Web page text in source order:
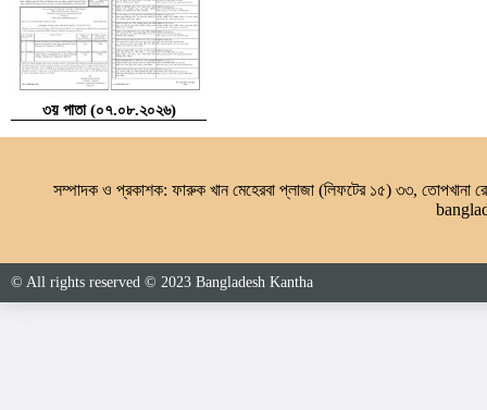
৩য় পাতা (০৭.০৮.২০২৬)
সম্পাদক ও প্রকাশক: ফারুক খান মেহেরবা প্লাজা (লিফটের ১৫) ৩৩, তোপখানা
© All rights reserved © 2023 Bangladesh Kantha